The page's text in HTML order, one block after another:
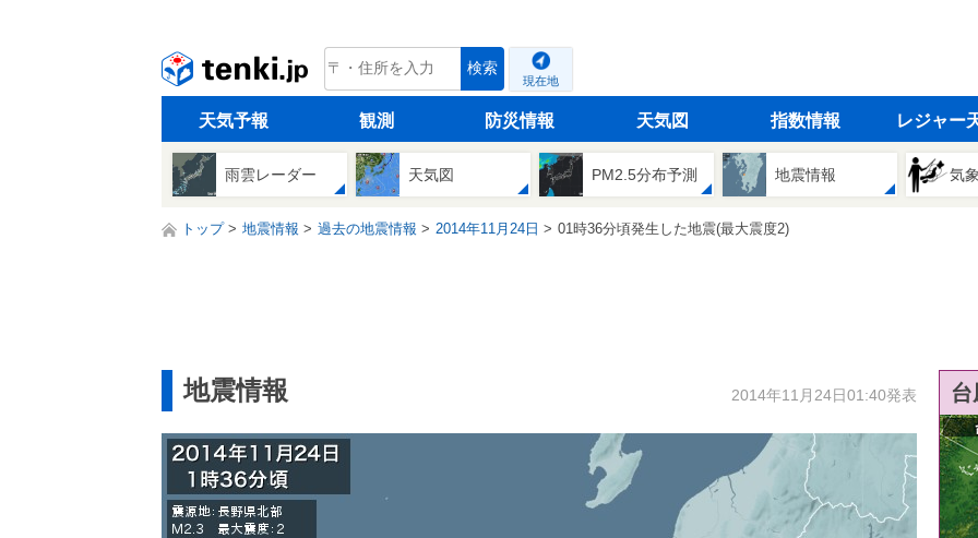
tenki.jp 検索
現在地
天気予報 観測 防災情報 天気図 指数情報 レジャー
雨雲レーダー 天気図 PM2.5分布予測 地震情報 気
トップ 地震情報 過去の地震情報 2014年11月24日 01時36分頃発生した地震(最大震度2)
地震情報 2014年11月24日01:40発表